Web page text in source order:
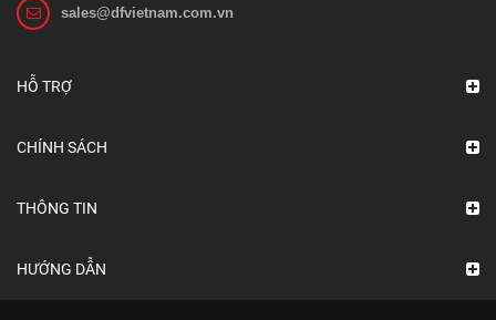
sales@dfvietnam.com.vn
HỖ TRỢ
CHÍNH SÁCH
THÔNG TIN
HƯỚNG DẪN